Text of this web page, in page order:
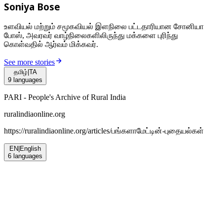
Soniya Bose
உளவியல் மற்றும் சமூகவியல் இளநிலை பட்டதாரியான சோனியா
போஸ், அவரவர் வாழ்நிலைகளிலிருந்து மக்களை புரிந்து
கொள்வதில் ஆர்வம் மிக்கவர்.
See more stories
தமிழ் TA
9 languages
PARI - People's Archive of Rural India
ruralindiaonline.org
https://ruralindiaonline.org/articles/பங்களாமேட்டின்-புதையல்கள்
EN English
6 languages